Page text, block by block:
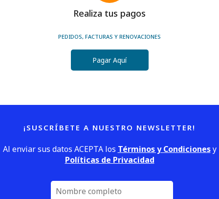
Realiza tus pagos
PEDIDOS, FACTURAS Y RENOVACIONES
Pagar Aquí
¡SUSCRÍBETE A NUESTRO NEWSLETTER!
Al enviar sus datos ACEPTA los Términos y Condicionesy
Políticas de Privacidad